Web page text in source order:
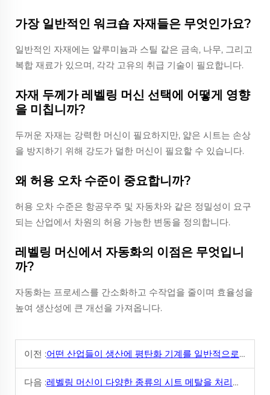
가장 일반적인 워크숍 자재들은 무엇인가요?
일반적인 자재에는 알루미늄과 스틸 같은 금속, 나무, 그리고
복합 재료가 있으며, 각각 고유의 취급 기술이 필요합니다.
자재 두께가 레벨링 머신 선택에 어떻게 영향
을 미칩니까?
두꺼운 자재는 강력한 머신이 필요하지만, 얇은 시트는 손상
을 방지하기 위해 강도가 덜한 머신이 필요할 수 있습니다.
왜 허용 오차 수준이 중요합니까?
허용 오차 수준은 항공우주 및 자동차와 같은 정밀성이 요구
되는 산업에서 차원의 허용 가능한 변동을 정의합니다.
레벨링 머신에서 자동화의 이점은 무엇입니
까?
자동화는 프로세스를 간소화하고 수작업을 줄이며 효율성을
높여 생산성에 큰 개선을 가져옵니다.
이전 :어떤 산업들이 생산에 평탄화 기계를 일반적으로 사용합니까?
다음 :레벨링 머신이 다양한 종류의 시트 메탈을 처리할 수 있나요?